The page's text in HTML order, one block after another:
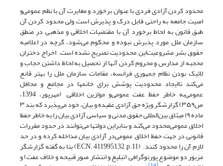
محدود کردن آزادی فردی با عنوان برخورد و مغایرت آن با نظم عمومی‌و
امنیت جامعه به راحتی قابل درک و پذیرش است ولی محدود کردن آن
طبق قانون به لحاظ برخورد آن با مقتضیات اخلاقی و مذهبی در منطق
سازمان ملل مورد پذبرش نبوده و محکوم می‌شود، گرچه در اعلامیه
حقوق بشر مشروعیت‌این محدودیت تصریح نشده است. اخراج دختران
محجبه از مدارس و محروم کردن آنها از تحصیل به لحاظ داشتن حجاب و
لائیک بودن نظام جمهوری فرانسه، مقامات سازمان ملل را بهتر قانع
می‌کند تا‌ایجاد محدودیت پوشش برای خانمها در مجامع و محافل
عمومی‌به خاطر حفظ عفت عمومی‌و موازین اخلاقی. (مهرپور، 1394،
ص۳۵۹) گزارشگر ویژه حق آزادی عقیده و بیان، خود می‌پذیرد که بند ۳
ماده ۱۹ میثاق بین‌المللی حقوق مدنی و سیاسی آزادی بیان را به خاطر حفظ
اخلاق عمومی‌محدود می‌کند و بنابراین دولتها می‌توانند در حدود مقررات
قانونی در جهت حفظ اخلاق عمومی‌در آزادی بیان مداخله کرده و در حد
لازم آن را محدود کنند. (ECN. 411995132 ,p.11) بنا به گفته گزارشگر
مزبور دو موضوع پورنوگرافی (تبلیغ و انتشار صور قبیحه و خلاف عفت) و